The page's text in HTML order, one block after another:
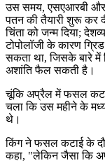
उस समय, एसएआरबी और
पतन की तैयारी शुरू कर
चिंता को जन्म दिया;
टोपोलॉजी के कारण
सकता था, जिसके बारे में
अशांति फैल सकती है।
चूंकि अप्रैल में फसल
चला कि उस महीने के
थे।
किंग ने फसल कटाई के
कहा, "लेकिन जैसा कि